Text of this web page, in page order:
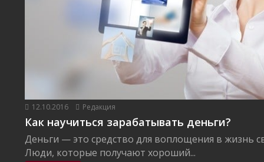
12.10.2016 Редакция
Как научиться зарабатывать деньги?
Деньги — это средство для воплощения в жизнь
Люди, которые получают хороший...